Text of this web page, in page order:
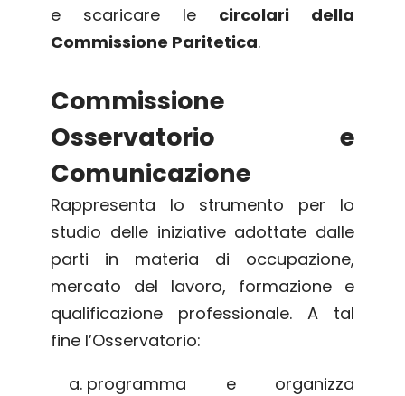
e scaricare le circolari della
Commissione Paritetica.
Commissione
Osservatorio e
Comunicazione
Rappresenta lo strumento per lo
studio delle iniziative adottate dalle
parti in materia di occupazione,
mercato del lavoro, formazione e
qualificazione professionale. A tal
fine l’Osservatorio:
programma e organizza